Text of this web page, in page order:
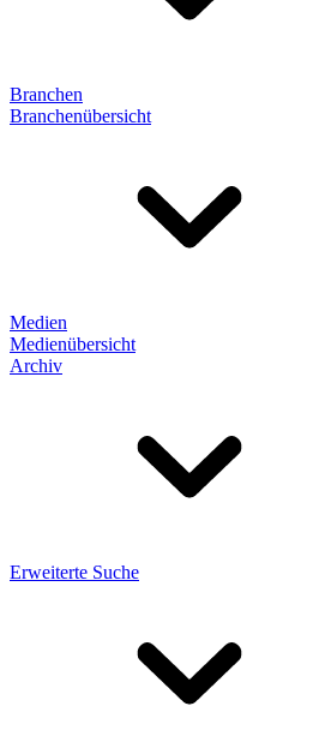
Branchen
Branchenübersicht
Medien
Medienübersicht
Archiv
Erweiterte Suche